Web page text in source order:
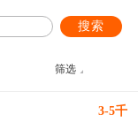
搜索
筛选
3-5千